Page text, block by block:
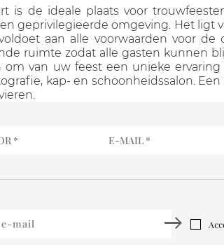
is de ideale plaats voor
geprivilegieerde omgeving. Het ligt
aan alle voorwaarden voor de
ruimte zodat alle gasten kunnen
van uw feest een unieke ervaring
kap- en schoonheidssalon. Een